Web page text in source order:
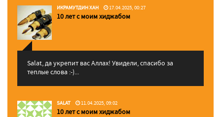
ИКРАМУТДИН ХАН 17.04.2025, 00:27
10 лет с моим хиджабом
Salat, да укрепит вас Аллаx! Увидели, спасибо за
теплые слова :-)...
SALAT 11.04.2025, 09:02
10 лет с моим хиджабом